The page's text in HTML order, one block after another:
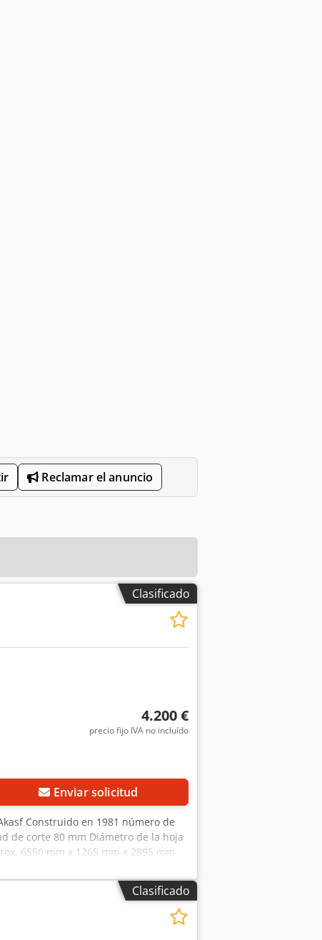
Reclamar el anuncio
Clasificado
4.200 €
precio fijo IVA no incluído
Enviar solicitud
Construido en 1981 número de
de corte 80 mm Diámetro de la hoja
6550 mm x 1265 mm x 2895 mm
en el estado actual tal y como se
Clasificado